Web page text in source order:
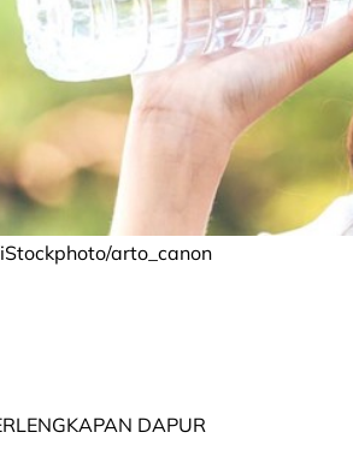
arto_canon
DAPUR